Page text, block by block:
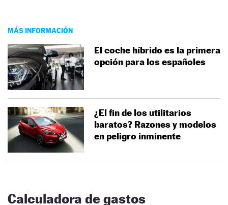
MÁS INFORMACIÓN
El coche híbrido es la primera
opción para los españoles
¿El fin de los utilitarios
baratos? Razones y modelos
en peligro inminente
Calculadora de gastos